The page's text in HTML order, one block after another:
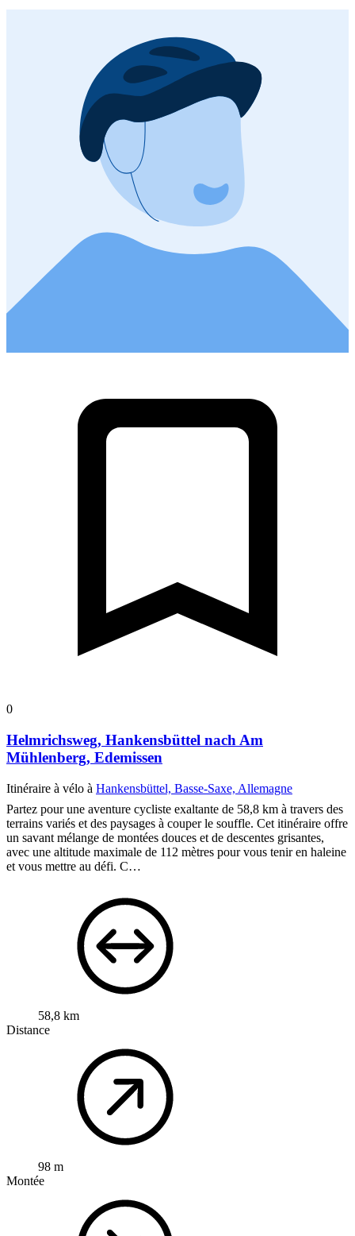
0
Helmrichsweg, Hankensbüttel nach Am
Mühlenberg, Edemissen
Itinéraire à vélo à Hankensbüttel, Basse-Saxe, Allemagne
Partez pour une aventure cycliste exaltante de 58,8 km à travers des
terrains variés et des paysages à couper le souffle. Cet itinéraire offre
un savant mélange de montées douces et de descentes grisantes,
avec une altitude maximale de 112 mètres pour vous tenir en haleine
et vous mettre au défi. C…
58,8 km
Distance
98 m
Montée